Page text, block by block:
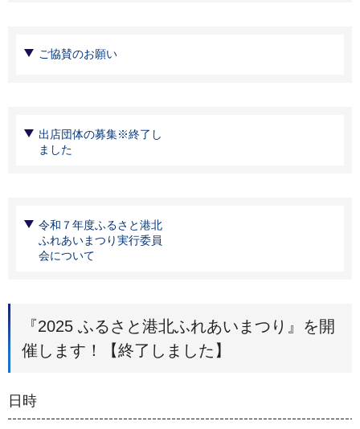
ご協賛のお願い
出店団体の募集※終了し
ました
令和７年度ふるさと港北
ふれあいまつり実行委員
会について
『2025 ふるさと港北ふれあいまつり』を開
催します！【終了しました】
日時